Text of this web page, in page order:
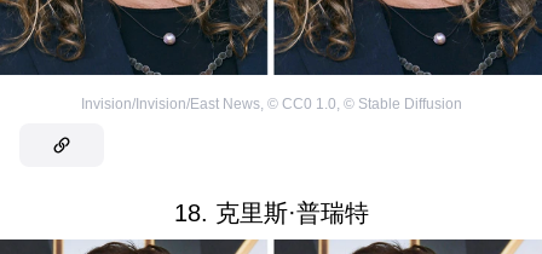
Invision/Invision/East News, © CC0 1.0 © Stable Diffusion
18. 克里斯·普瑞特